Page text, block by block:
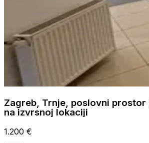
Zagreb, Trnje, poslovni prostor
na izvrsnoj lokaciji
1.200 €